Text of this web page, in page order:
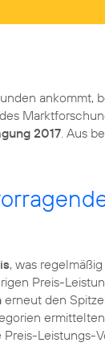
ankommt,
des
2017. Aus
, was
Preis-
erneut den
Leistungs-